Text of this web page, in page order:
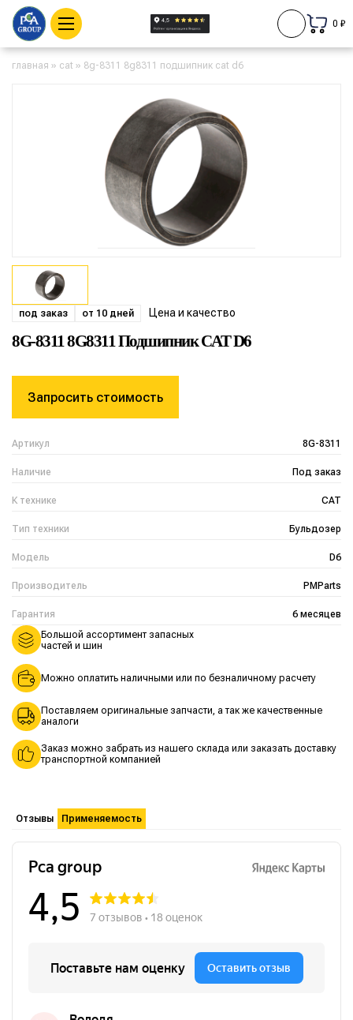
0 ₽
главная » cat » 8g-8311 8g8311 подшипник cat d6
под заказ от 10 дней Цена и качество
8G-8311 8G8311 Подшипник CAT D6
Артикул 8G-8311
Наличие Под заказ
К технике CAT
Тип техники Бульдозер
Модель D6
Производитель PMParts
Гарантия 6 месяцев
Запросить стоимость
Большой ассортимент запасных
частей и шин
Можно оплатить наличными или по безналичному расчету
Поставляем оригинальные запчасти, а так же качественные
аналоги
Заказ можно забрать из нашего склада или заказать доставку
транспортной компанией
Отзывы Применяемость